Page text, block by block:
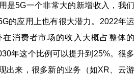
是5G一个非常大的新增收入，我们
的应用上也有很大潜力。2022年运
消费者市场的收入大概占整体的
年这个比例可以提升到25%。很多
出来，很多新的业务（如XR、云游